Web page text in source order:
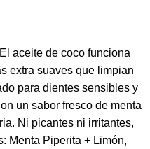
aceite de coco funciona
extra suaves que limpian
para dientes sensibles y
un sabor fresco de menta
Ni picantes ni irritantes,
Menta Piperita + Limón,